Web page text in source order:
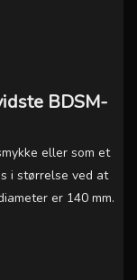
BDSM-
eller som et
i størrelse ved at
er 140 mm.